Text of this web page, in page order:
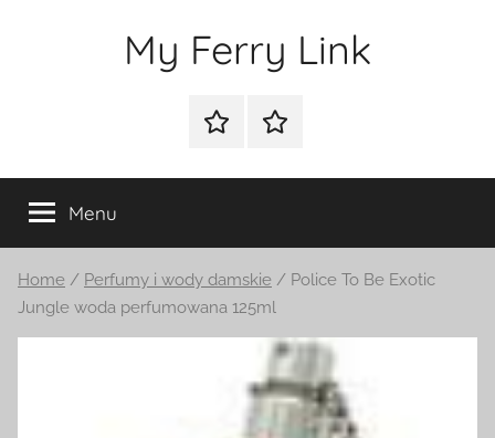
My Ferry Link
Sklep Blog
Menu
Home / Perfumy i wody damskie / Police To Be Exotic
Jungle woda perfumowana 125ml